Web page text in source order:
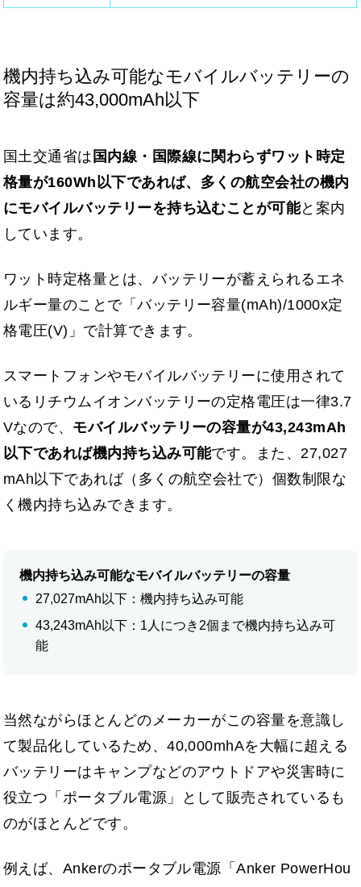
機内持ち込み可能なモバイルバッテリーの
容量は約43,000mAh以下
国土交通省は国内線・国際線に関わらずワット時定
格量が160Wh以下であれば、多くの航空会社の機内
にモバイルバッテリーを持ち込むことが可能と案内
しています。
ワット時定格量とは、バッテリーが蓄えられるエネ
ルギー量のことで「バッテリー容量(mAh)/1000x定
格電圧(V)」で計算できます。
スマートフォンやモバイルバッテリーに使用されて
いるリチウムイオンバッテリーの定格電圧は一律3.7
Vなので、 モバイルバッテリーの容量が43,243mAh
以下であれば機内持ち込み可能です。また、27,027
mAh以下であれば（多くの航空会社で）個数制限な
く機内持ち込みできます。
機内持ち込み可能なモバイルバッテリーの容量
27,027mAh以下：機内持ち込み可能
43,243mAh以下：1人につき2個まで機内持ち込み可
能
当然ながらほとんどのメーカーがこの容量を意識し
て製品化しているため、40,000mhAを大幅に超える
バッテリーはキャンプなどのアウトドアや災害時に
役立つ「ポータブル電源」として販売されているも
のがほとんどです。
例えば、Ankerのポータブル電源「Anker PowerHou